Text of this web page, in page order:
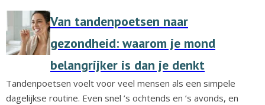
Van tandenpoetsen naar
gezondheid: waarom je mond
belangrijker is dan je denkt
Tandenpoetsen voelt voor veel mensen als een simpele
dagelijkse routine. Even snel ’s ochtends en ’s avonds, en